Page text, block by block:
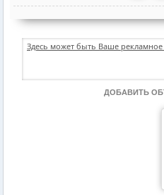
Здесь может быть Ваше
ДОБАВИТЬ